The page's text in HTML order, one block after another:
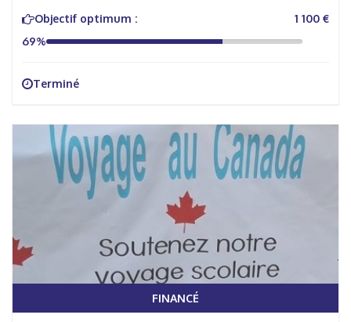
Objectif optimum :
1 100 €
69%
Terminé
FINANCÉ